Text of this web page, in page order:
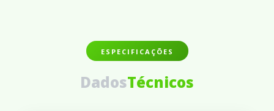
ESPECIFICAÇÕES
DadosTécnicos